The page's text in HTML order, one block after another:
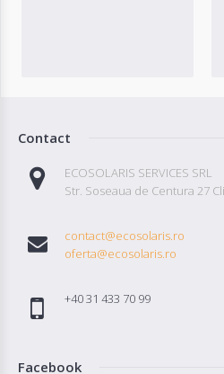
Contact
ECOSOLARIS SERVICES SRL
Str. Soseaua de Centura 27
contact@ecosolaris.ro
oferta@ecosolaris.ro
+40 31 433 70 99
Facebook